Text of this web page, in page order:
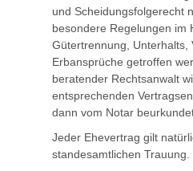
und Scheidungsfolgerecht
besondere Regelungen im
Gütertrennung, Unterhalts,
Erbansprüche getroffen
beratender Rechtsanwalt
entsprechenden
dann vom Notar
Jeder Ehevertrag gilt
standesamtlichen Trauung.